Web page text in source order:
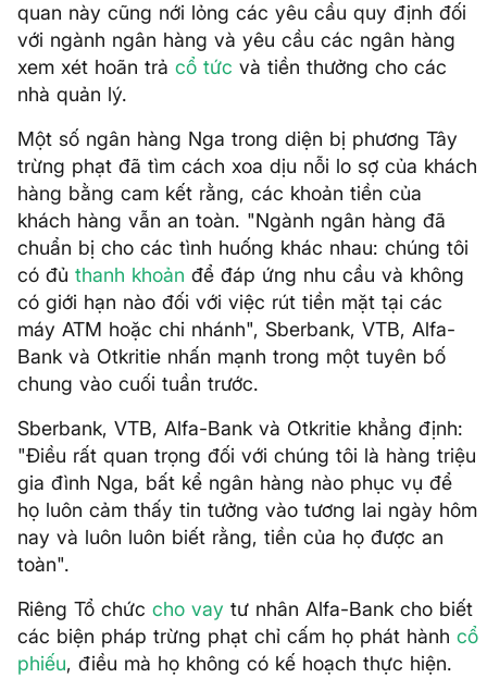
quan này cũng nới lỏng các yêu cầu quy định đối
với ngành ngân hàng và yêu cầu các ngân hàng
xem xét hoãn trả cổ tức và tiền thưởng cho các
nhà quản lý.
Một số ngân hàng Nga trong diện bị phương Tây
trừng phạt đã tìm cách xoa dịu nỗi lo sợ của khách
hàng bằng cam kết rằng, các khoản tiền của
khách hàng vẫn an toàn. "Ngành ngân hàng đã
chuẩn bị cho các tình huống khác nhau: chúng tôi
có đủ thanh khoản để đáp ứng nhu cầu và không
có giới hạn nào đối với việc rút tiền mặt tại các
máy ATM hoặc chi nhánh", Sberbank, VTB, Alfa-
Bank và Otkritie nhấn mạnh trong một tuyên bố
chung vào cuối tuần trước.
Sberbank, VTB, Alfa-Bank và Otkritie khẳng định:
"Điều rất quan trọng đối với chúng tôi là hàng triệu
gia đình Nga, bất kể ngân hàng nào phục vụ để
họ luôn cảm thấy tin tưởng vào tương lai ngày hôm
nay và luôn luôn biết rằng, tiền của họ được an
toàn".
Riêng Tổ chức cho vay tư nhân Alfa-Bank cho biết
các biện pháp trừng phạt chỉ cấm họ phát hành cổ
phiếu, điều mà họ không có kế hoạch thực hiện.